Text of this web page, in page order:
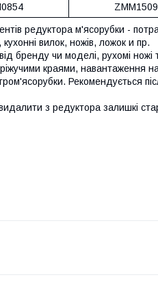
ZMM1509
редуктора м'ясорубки -
вилок, ножів, ложок и пр.
бренду чи моделі, рухомі ножі
краями, навантаження
Рекомендується
з редуктора залишкі